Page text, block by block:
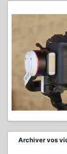
Archiver vos